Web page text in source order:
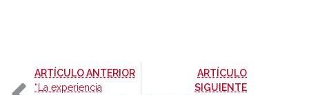
ARTÍCULO ANTERIOR-
“La experiencia
ARTÍCULO
SIGUIENTE-